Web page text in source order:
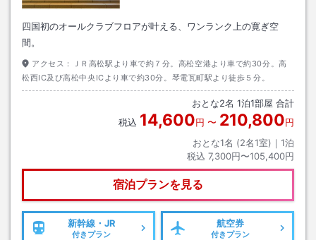
四国初のオールクラブフロアが叶える、ワンランク上の寛ぎ空
間。
アクセス：
ＪＲ高松駅より車で約７分。高松空港より車で約30分。高
松西IC及び高松中央ICより車で約30分。琴電瓦町駅より徒歩５分。
おとな2名 1泊1部屋 合計
税込 14,600円 〜 210,800円
おとな1名 (2名1室)｜ 1泊
税込 7,300円〜105,400円
宿泊プランを見る
新幹線・JR
付きプラン
航空券
付きプラン